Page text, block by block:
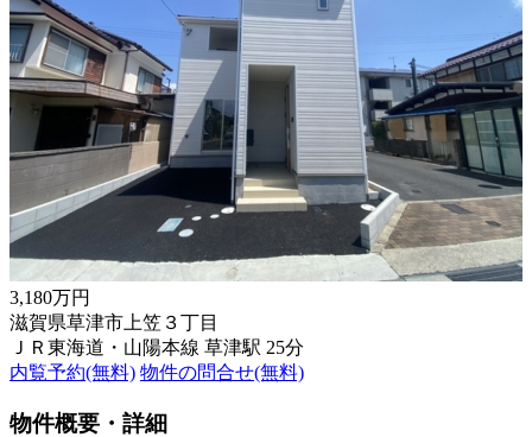
3,180万円
滋賀県草津市上笠３丁目
ＪＲ東海道・山陽本線 草津駅 25分
内覧予約(無料) 物件の問合せ(無料)
物件概要・詳細